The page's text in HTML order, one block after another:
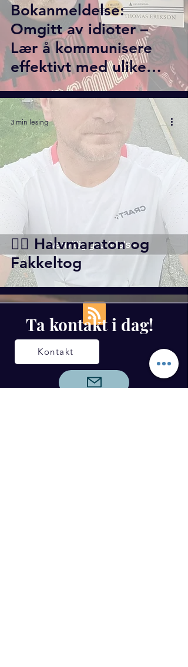
Bokanmeldelse:
Omgitt av idioter –
Lær å kommunisere
effektivt med ulike
personlighetstyper
🏃‍♂️ Halvmaraton og
Fakkeltog
3 min lesing
Ta kontakt i dag!
Kontakt